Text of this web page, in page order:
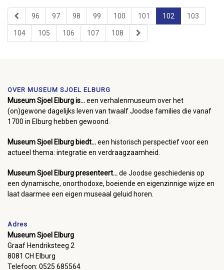
96 97 98 99 100 101 102 103
104 105 106 107 108
OVER MUSEUM SJOEL ELBURG
Museum Sjoel Elburg is...een verhalenmuseum over het
(on)gewone dagelijks leven van twaalf Joodse families die vanaf
1700 in Elburg hebben gewoond.
Museum Sjoel Elburg biedt...een historisch perspectief voor een
actueel thema: integratie en verdraagzaamheid.
Museum Sjoel Elburg presenteert...de Joodse geschiedenis op
een dynamische, onorthodoxe, boeiende en eigenzinnige wijze en
laat daarmee een eigen museaal geluid horen.
Adres
Museum Sjoel Elburg
Graaf Hendriksteeg 2
8081 CH Elburg
Telefoon: 0525 685564